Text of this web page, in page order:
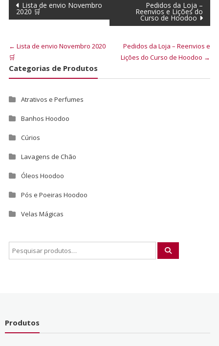
Lista de envio Novembro
2020 🛒
Pedidos da Loja –
Reenvios e Lições do
Curso de Hoodoo
← Lista de envio Novembro 2020
🛒
Pedidos da Loja – Reenvios e
Lições do Curso de Hoodoo →
Categorias de Produtos
Atrativos e Perfumes
Banhos Hoodoo
Cúrios
Lavagens de Chão
Óleos Hoodoo
Pós e Poeiras Hoodoo
Velas Mágicas
Produtos